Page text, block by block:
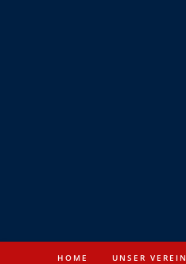
HOME UNSER VEREIN